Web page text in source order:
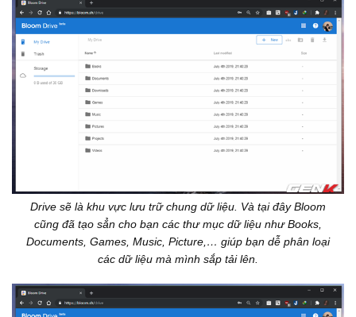
Drive sẽ là khu vực lưu trữ chung dữ liệu. Và tại đây Bloom
cũng đã tạo sẳn cho bạn các thư mục dữ liệu như Books,
Documents, Games, Music, Picture,… giúp bạn dễ phân loại
các dữ liệu mà mình sắp tải lên.